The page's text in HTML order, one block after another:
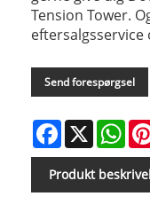
Tension Tower.
Send forespørgsel
Facebook
X
Produkt